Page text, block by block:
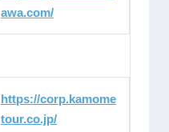
awa.com/
https://corp.kamome
tour.co.jp/